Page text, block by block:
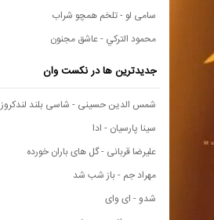
سامی لو - تلخم همچو شراب
محمود التركي - عاشق مجنون
جدیدترین ها در نکست وان
شمس الدین حسینی - شاسی بلند لندکروز
سینا پارسیان - ادا
علیرضا قربانی - گل های باران خورده
مهراد جم - باز شب شد
شدو - ای وای